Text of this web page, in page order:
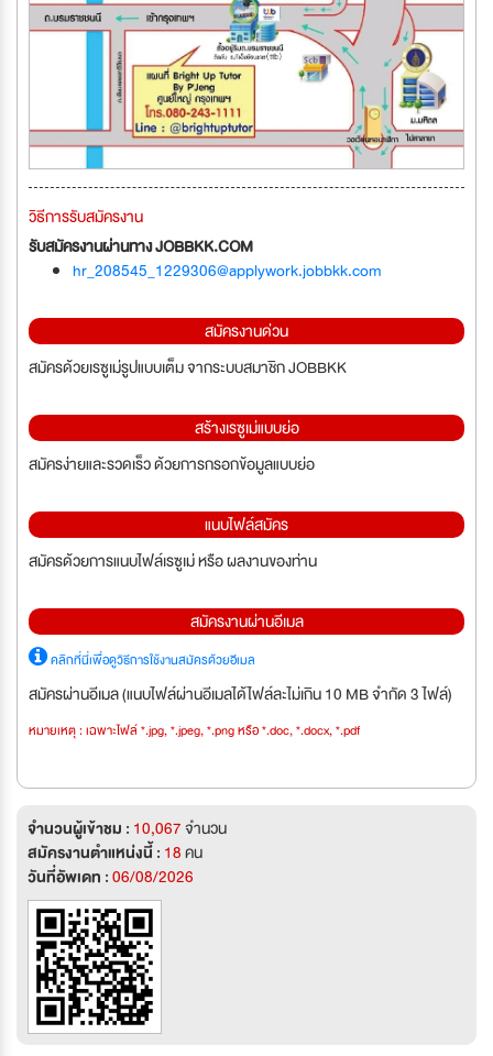
วิธีการรับสมัครงาน
รับสมัครงานผ่านทาง JOBBKK.COM
hr_208545_1229306@applywork.jobbkk.com
สมัครงานด่วน
สมัครด้วยเรซูเม่รูปแบบเต็ม จากระบบสมาชิก JOBBKK
สร้างเรซูเม่แบบย่อ
สมัครง่ายและรวดเร็ว ด้วยการกรอกข้อมูลแบบย่อ
แนบไฟล์สมัคร
สมัครด้วยการแนบไฟล์เรซูเม่ หรือ ผลงานของท่าน
สมัครงานผ่านอีเมล
คลิกที่นี่เพื่อดูวิธีการใช้งานสมัครด้วยอีเมล
สมัครผ่านอีเมล (แนบไฟล์ผ่านอีเมลได้ไฟล์ละไม่เกิน 10 MB จำกัด 3 ไฟล์)
หมายเหตุ : เฉพาะไฟล์ *.jpg, *.jpeg, *.png หรือ *.doc, *.docx, *.pdf
จำนวนผู้เข้าชม : 10,067จำนวน
สมัครงานตำแหน่งนี้ : 18คน
วันที่อัพเดท :06/08/2026